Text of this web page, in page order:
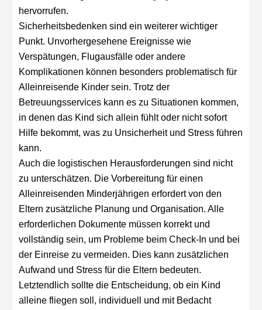
hervorrufen.
Sicherheitsbedenken sind ein weiterer wichtiger
Punkt. Unvorhergesehene Ereignisse wie
Verspätungen, Flugausfälle oder andere
Komplikationen können besonders problematisch für
Alleinreisende Kinder sein. Trotz der
Betreuungsservices kann es zu Situationen kommen,
in denen das Kind sich allein fühlt oder nicht sofort
Hilfe bekommt, was zu Unsicherheit und Stress führen
kann.
Auch die logistischen Herausforderungen sind nicht
zu unterschätzen. Die Vorbereitung für einen
Alleinreisenden Minderjährigen erfordert von den
Eltern zusätzliche Planung und Organisation. Alle
erforderlichen Dokumente müssen korrekt und
vollständig sein, um Probleme beim Check-In und bei
der Einreise zu vermeiden. Dies kann zusätzlichen
Aufwand und Stress für die Eltern bedeuten.
Letztendlich sollte die Entscheidung, ob ein Kind
alleine fliegen soll, individuell und mit Bedacht